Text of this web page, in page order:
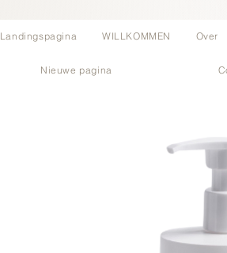
Landingspagina WILLKOMMEN Over
Nieuwe pagina